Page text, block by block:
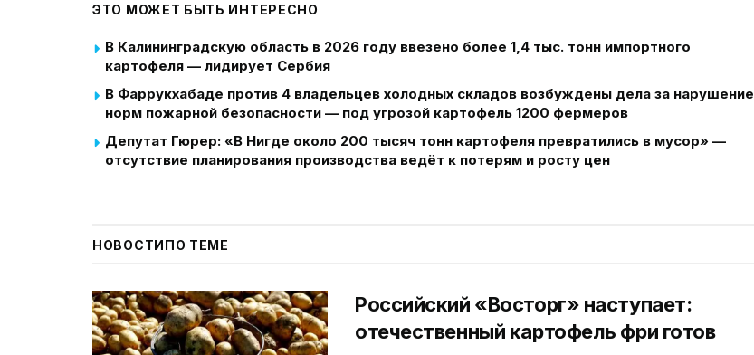
ЭТО МОЖЕТ БЫТЬ ИНТЕРЕСНО
В Калининградскую область в 2026 году ввезено более 1,4 тыс. тонн импортного
картофеля — лидирует Сербия
В Фаррукхабаде против 4 владельцев холодных складов возбуждены дела за нарушение
норм пожарной безопасности — под угрозой картофель 1200 фермеров
Депутат Гюрер: «В Нигде около 200 тысяч тонн картофеля превратились в мусор» —
отсутствие планирования производства ведёт к потерям и росту цен
НОВОСТИПО ТЕМЕ
Российский «Восторг» наступает:
отечественный картофель фри готов